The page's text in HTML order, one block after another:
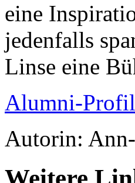
eine
jedenfalls
Linse eine
Alumni-Profil
Autorin: